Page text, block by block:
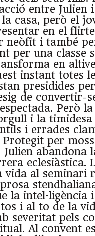
entre Julien
casa, però el
en el
neòfit i també
per una classe
en
instant totes
presidides
de convertir-
Però
i la
i errades
Protegit per
abandona
eclesiàstica.
vida al seminari
la intel·ligència
i al to de la
severitat pels
Al convent